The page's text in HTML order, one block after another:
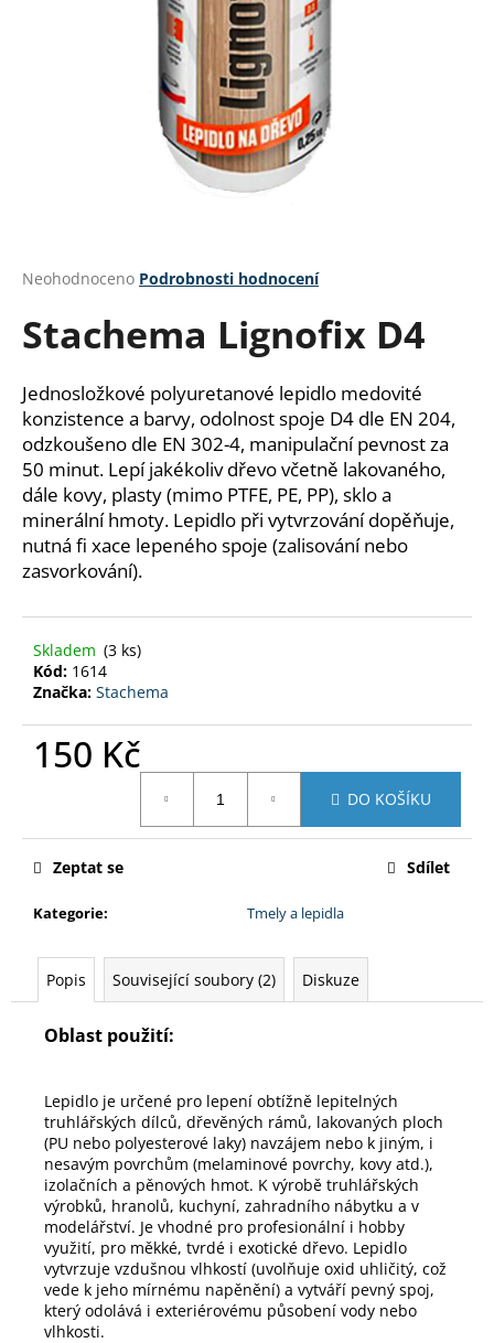
Průměrné
produktu
je
z
5
hvězdiček.
Neohodnoceno Podrobnosti hodnocení
Stachema Lignofix D4
Jednosložkové polyuretanové lepidlo medovité
konzistence a barvy, odolnost spoje D4 dle EN 204,
odzkoušeno dle EN 302-4, manipulační pevnost za
50 minut. Lepí jakékoliv dřevo včetně lakovaného,
dále kovy, plasty (mimo PTFE, PE, PP), sklo a
minerální hmoty. Lepidlo při vytvrzování dopěňuje,
nutná fi xace lepeného spoje (zalisování nebo
zasvorkování).
Skladem (3 ks)
Kód: 1614
Značka: Stachema
150 Kč
DO KOŠÍKU
Kategorie: Tmely a lepidla
Zeptat se Sdílet
Popis Související soubory (2) Diskuze
Oblast použití:
Lepidlo je určené pro lepení obtížně lepitelných
truhlářských dílců, dřevěných rámů, lakovaných ploch
(PU nebo polyesterové laky) navzájem nebo k jiným, i
nesavým povrchům (melaminové povrchy, kovy atd.),
izolačních a pěnových hmot. K výrobě truhlářských
výrobků, hranolů, kuchyní, zahradního nábytku a v
modelářství. Je vhodné pro profesionální i hobby
využití, pro měkké, tvrdé i exotické dřevo. Lepidlo
vytvrzuje vzdušnou vlhkostí (uvolňuje oxid uhličitý, což
vede k jeho mírnému napěnění) a vytváří pevný spoj,
který odolává i exteriérovému působení vody nebo
vlhkosti.
D
p
o
r
u
č
u
j
e
e
PERCHLORETYLEN
800
G
180
Kč